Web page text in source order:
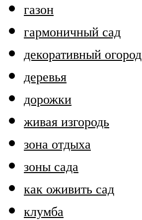
газон
гармоничный сад
декоративный огород
деревья
дорожки
живая изгородь
зона отдыха
зоны сада
как оживить сад
клумба